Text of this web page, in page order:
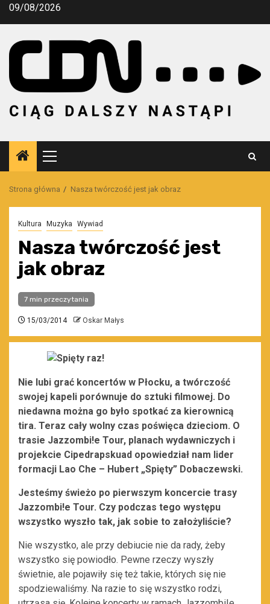
Przejdź
09/08/2026
Menu
główne
Strona główna Nasza twórczość jest jak obraz
Kultura Muzyka Wywiad
Nasza twórczość jest
jak obraz
7 min przeczytania
15/03/2014 Oskar Małys
Nie lubi grać koncertów w Płocku, a twórczość
swojej kapeli porównuje do sztuki filmowej. Do
niedawna można go było spotkać za kierownicą
tira. Teraz cały wolny czas poświęca dzieciom. O
trasie Jazzombi!e Tour, planach wydawniczych i
projekcie Cipedrapskuad opowiedział nam lider
formacji Lao Che – Hubert „Spięty” Dobaczewski.
Jesteśmy świeżo po pierwszym koncercie trasy
Jazzombi!e Tour. Czy podczas tego występu
wszystko wyszło tak, jak sobie to założyliście?
Nie wszystko, ale przy debiucie nie da rady, żeby
wszystko się powiodło. Pewne rzeczy wyszły
świetnie, ale pojawiły się też takie, których się nie
spodziewaliśmy. Na razie to się wszystko rodzi,